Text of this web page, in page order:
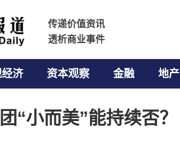
传递价值资讯
传递价值资讯
透析商业事件
透析商业事件
济 资本观察 金融 地产
“小而美”能持续否？